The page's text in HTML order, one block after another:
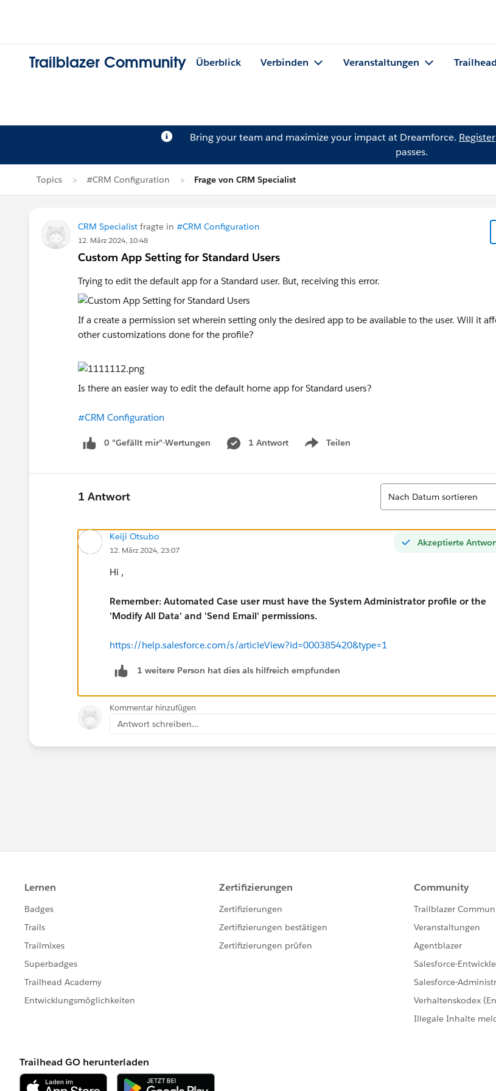
Trailblazer Community Überblick Verbinden Veranstaltungen Trailhead
Bring your team and maximize your impact at Dreamforce. Register
passes.
Topics #CRM Configuration Frage von CRM Specialist
CRM Specialist fragte in #CRM Configuration
12. März 2024, 10:48
Custom App Setting for Standard Users
Trying to edit the default app for a Standard user. But, receiving this error.
If a create a permission set wherein setting only the desired app to be available to the user. Will it
other customizations done for the profile?
Is there an easier way to edit the default home app for Standard users?
#CRM Configuration
0 "Gefällt mir"-Wertungen 1 Antwort Teilen
Show menu
1 Antwort
Sortieren
Nach Datum sortieren
Akzeptierte
Keiji Otsubo
12. März 2024, 23:07
Hi ,
Remember: Automated Case user must have the System Administrator profile or the
'Modify All Data' and 'Send Email' permissions.
https://help.salesforce.com/s/articleView?id=000385420&type=1
1 weitere Person hat dies als hilfreich empfunden
Kommentar hinzufügen
Antwort schreiben...